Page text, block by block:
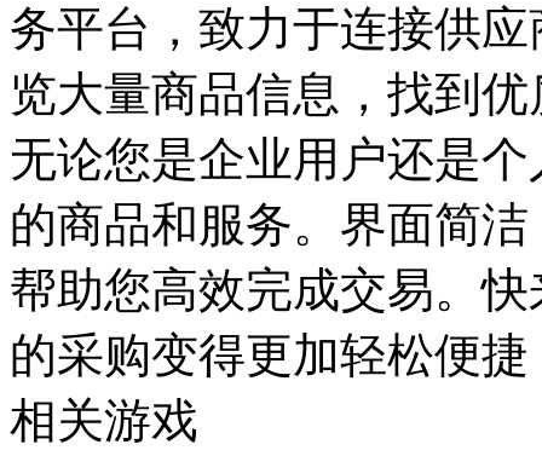
务平台，致力于连接供
览大量商品信息，找到
无论您是企业用户还是
的商品和服务。界面简
帮助您高效完成交易。
的采购变得更加轻松便捷
相关游戏